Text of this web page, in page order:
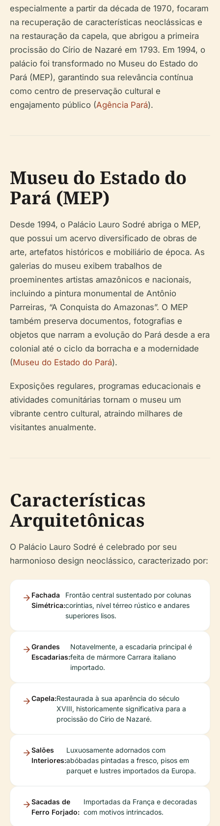
especialmente a partir da década de 1970, focaram
na recuperação de características neoclássicas e
na restauração da capela, que abrigou a primeira
procissão do Círio de Nazaré em 1793. Em 1994, o
palácio foi transformado no Museu do Estado do
Pará (MEP), garantindo sua relevância contínua
como centro de preservação cultural e
engajamento público (Agência Pará).
Museu do Estado do
Pará (MEP)
Desde 1994, o Palácio Lauro Sodré abriga o MEP,
que possui um acervo diversificado de obras de
arte, artefatos históricos e mobiliário de época. As
galerias do museu exibem trabalhos de
proeminentes artistas amazônicos e nacionais,
incluindo a pintura monumental de Antônio
Parreiras, “A Conquista do Amazonas”. O MEP
também preserva documentos, fotografias e
objetos que narram a evolução do Pará desde a era
colonial até o ciclo da borracha e a modernidade
(Museu do Estado do Pará).
Exposições regulares, programas educacionais e
atividades comunitárias tornam o museu um
vibrante centro cultural, atraindo milhares de
visitantes anualmente.
Características
Arquitetônicas
O Palácio Lauro Sodré é celebrado por seu
harmonioso design neoclássico, caracterizado por:
Fachada
Simétrica:
Frontão central sustentado por colunas
coríntias, nível térreo rústico e andares
superiores lisos.
Grandes
Escadarias:
Notavelmente, a escadaria principal é
feita de mármore Carrara italiano
importado.
Capela:Restaurada à sua aparência do século
XVIII, historicamente significativa para a
procissão do Círio de Nazaré.
Salões
Interiores:
Luxuosamente adornados com
abóbadas pintadas a fresco, pisos em
parquet e lustres importados da Europa.
Sacadas de
Ferro Forjado:
Importadas da França e decoradas
com motivos intrincados.